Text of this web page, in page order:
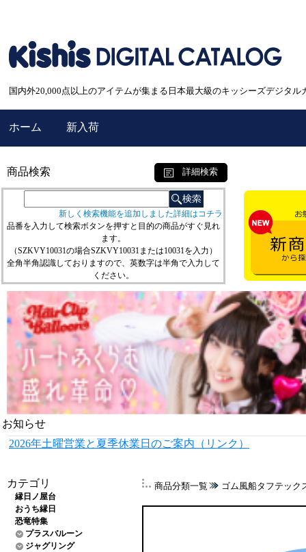
国内外20,000点以上のアイテムが集まる日本最大級のキッシーズデジタル
ホーム 新入荷
商品検索 詳細検索
新しく検索機能を追加しました詳細はコチラ
品番を入力して検索ボタンを押すと目的の商品がすぐ見れ
ます。
（SZKVY10031の場合SZKVY10031または10031を入力）
全角半角認識しておりますので、英数字は半角で入力して
ください。
お知らせ
2026年土曜営業と夏季休業日のご案内（リンク）
カテゴリ
縁日ノ屋台
おうち縁日
恐竜特集
プラスバルーン
ジャグリング
商品分類一覧 ゴム風船タフテック